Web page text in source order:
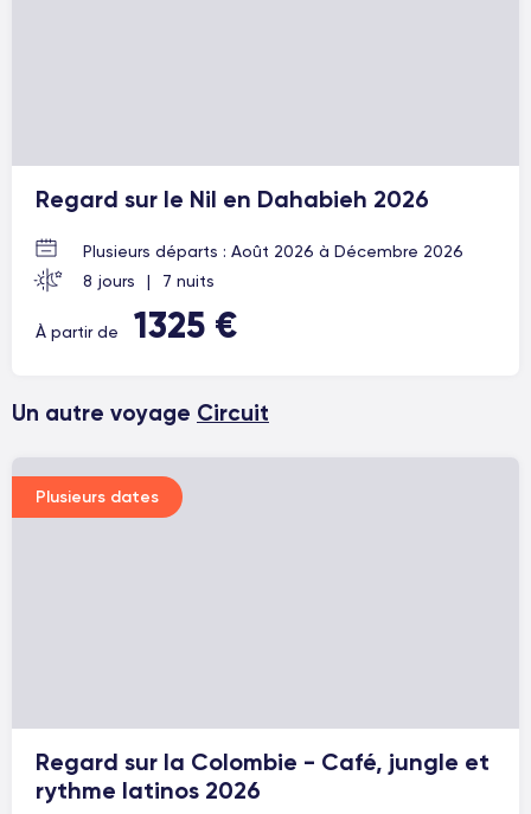
Regard sur le Nil en Dahabieh 2026
Plusieurs départs : Août 2026 à Décembre 2026
8 jours
| 7 nuits
À partir de 1325 €
Un autre voyage Circuit
Plusieurs dates
Regard sur la Colombie - Café, jungle et
rythme latinos 2026